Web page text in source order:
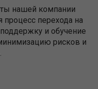
нашей компании
процесс перехода на
и обучение
рисков и